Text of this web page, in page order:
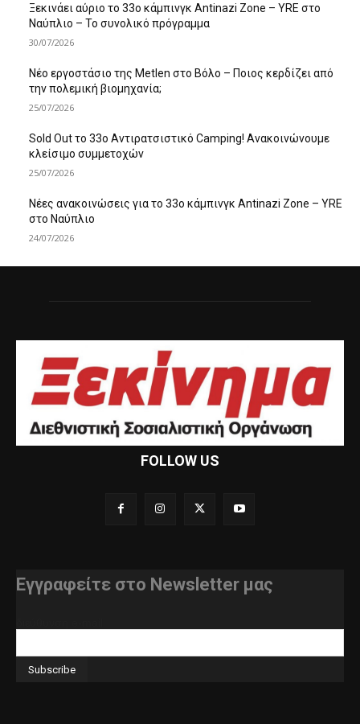
Ξεκινάει αύριο το 33ο κάμπινγκ Antinazi Zone – YRE στο
Ναύπλιο – Το συνολικό πρόγραμμα
30/07/2026
Νέο εργοστάσιο της Metlen στο Βόλο – Ποιος κερδίζει από
την πολεμική βιομηχανία;
25/07/2026
Sold Out το 33ο Αντιρατσιστικό Camping! Ανακοινώνουμε
κλείσιμο συμμετοχών
25/07/2026
Νέες ανακοινώσεις για το 33ο κάμπινγκ Antinazi Zone – YRE
στο Ναύπλιο
24/07/2026
FOLLOW US
Εγγραφείτε στο Newsletter μας